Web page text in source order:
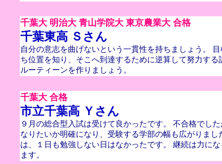
千葉大 明治大 青山学院大 東京農業大 合格
千葉東高 Ｓさん
自分の意志を曲げないという一貫性を持ちましょう。
ち位置を知り、そこへ到達するために逆算して努力する
ルーティーンを作りましょう。
千葉大 合格
市立千葉高 Ｙさん
９月の総合型入試は受けて良かったです。 不合格でし
なりたいか明確になり、受験する学部の幅も広がりまし
は、１日も勉強しない日はなかったです。 継続は力に
ます。